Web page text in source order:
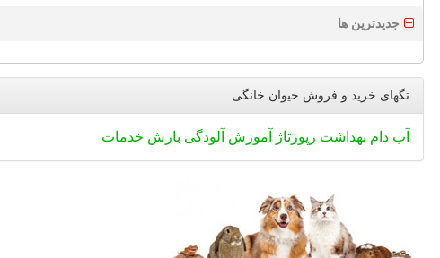
جدیدترین ها
تگهای خرید و فروش حیوان خانگی
آب دام بهداشت رپورتاژ آموزش آلودگی بارش خدمات